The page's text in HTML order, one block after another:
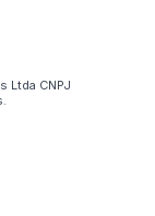
Ltda CNPJ